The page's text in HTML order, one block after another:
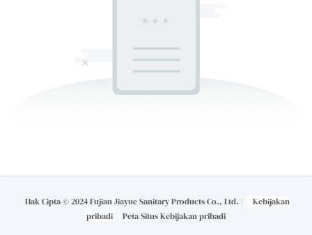
Hak Cipta © 2024 Fujian Jiayue Sanitary Products Co., Ltd. |
Kebijakan
pribadi
Peta SitusKebijakan pribadi